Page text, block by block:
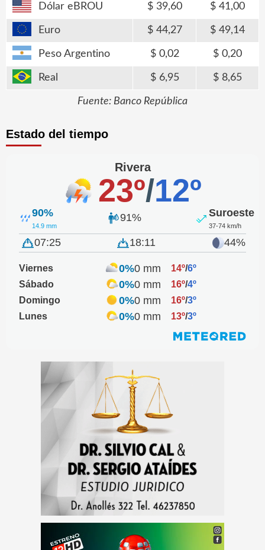
Dólar eBROU 39,60 41,00
Euro 44,27 49,14
Peso Argentino 0,02 0,20
Real 6,95 8,65
Fuente: Banco República
Estado del tiempo
Rivera
23º/12º
90%
14.9 mm
91% Suroeste
37-74 km/h
07:25 18:11 44%
Viernes 0%0 mm 14º/6º
Sábado
0%0 mm 16º/4º
Domingo
0%0 mm 16º/3º
Lunes
0%0 mm 13º/3º